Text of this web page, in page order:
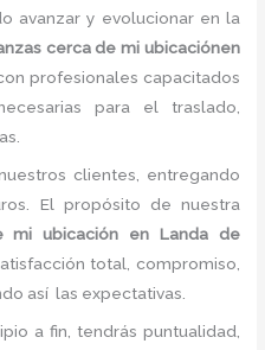
avanzar y evolucionar en la
cerca de mi ubicaciónen
profesionales capacitados
para el traslado,
clientes, entregando
El propósito de nuestra
mi ubicación en Landa de
total, compromiso,
así las expectativas.
a fin, tendrás puntualidad,